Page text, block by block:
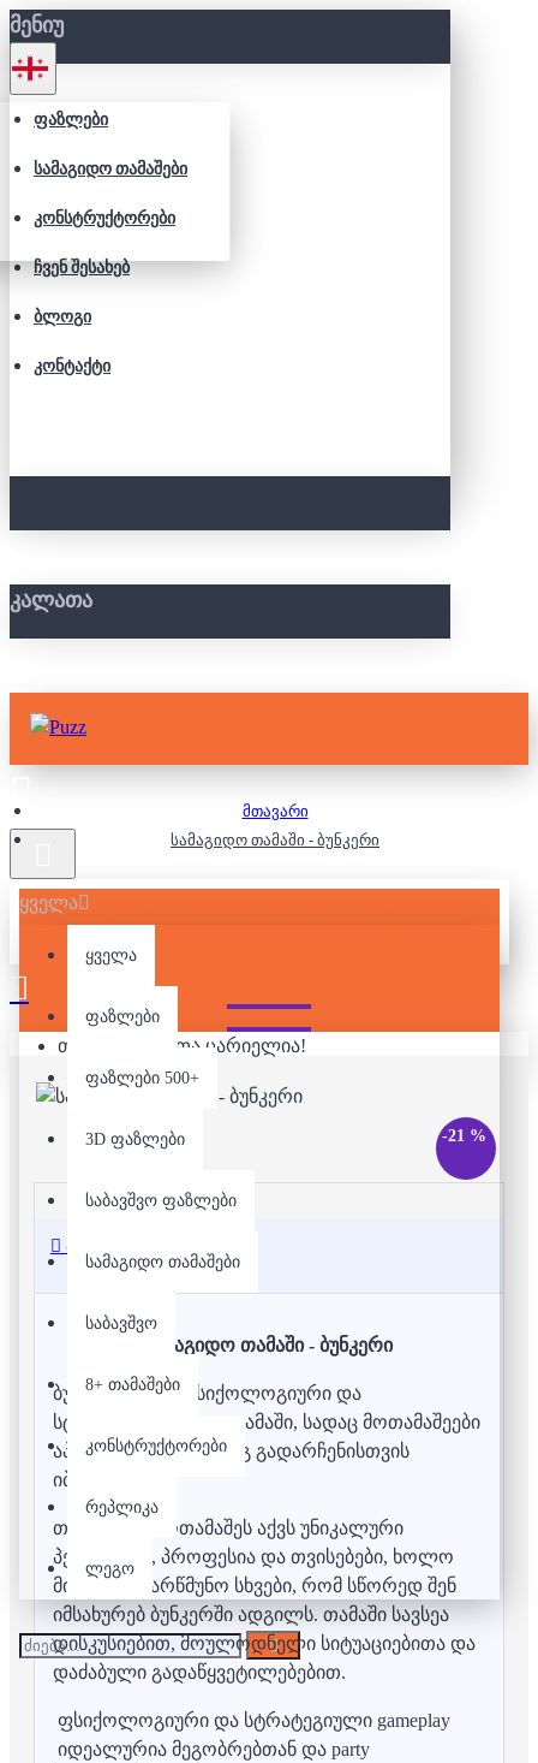
ᲛᲔᲜᲘᲣ
ᲤᲐᲖᲚᲔᲑᲘ
ᲡᲐᲛᲐᲒᲘᲓᲝ ᲗᲐᲛᲐᲨᲔᲑᲘ
ᲙᲝᲜᲡᲢᲠᲣᲥᲢᲝᲠᲔᲑᲘ
ᲩᲕᲔᲜ ᲨᲔᲡᲐᲮᲔᲑ
ᲑᲚᲝᲒᲘ
ᲙᲝᲜᲢᲐᲥᲢᲘ
ᲙᲐᲚᲐᲗᲐ
ყველა
ყველა
ფაზლები
ფაზლები 500+
3D ფაზლები
საბავშვო ფაზლები
სამაგიდო თამაშები
საბავშვო
8+ თამაშები
კონსტრუქტორები
რეპლიკა
ლეგო
თქვენი კალათა ცარიელია!
მთავარი
სამაგიდო თამაში - ბუნკერი
ᲡᲐᲛᲐᲒᲘᲓᲝ ᲗᲐᲛᲐᲨᲘ -
-21 %
აღწერა
სამაგიდო თამაში - ბუნკერი
ბუნკერი არის ფსიქოლოგიური და
სტრატეგიული party თამაში, სადაც მოთამაშეები
აპოკალიფსის შემდეგ გადარჩენისთვის
იბრძვიან.
თითოეულ მოთამაშეს აქვს უნიკალური
პერსონაჟი, პროფესია და თვისებები, ხოლო
მიზანია დაარწმუნო სხვები, რომ სწორედ შენ
იმსახურებ ბუნკერში ადგილს. თამაში სავსეა
დისკუსიებით, მოულოდნელი სიტუაციებითა და
დაძაბული გადაწყვეტილებებით.
ფსიქოლოგიური და სტრატეგიული gameplay
იდეალურია მეგობრებთან და party